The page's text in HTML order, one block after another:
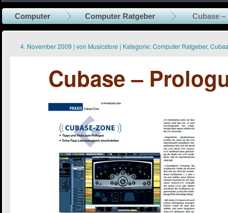
Computer Computer Ratgeber Cubase
4. November 2009 | von Musicstore | Kategorie:Computer Ratgeber,
Cubase –